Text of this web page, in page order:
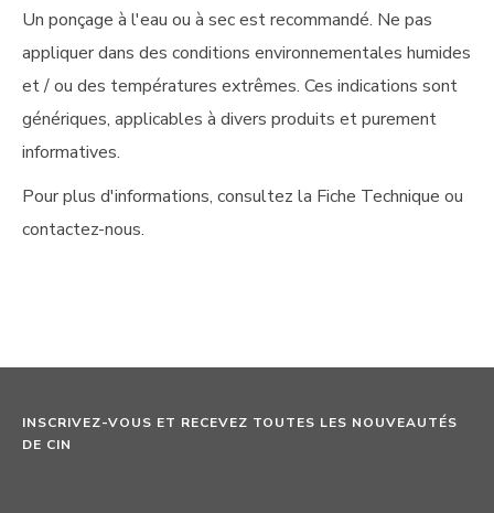
Un ponçage à l'eau ou à sec est recommandé. Ne pas
appliquer dans des conditions environnementales humides
et / ou des températures extrêmes. Ces indications sont
génériques, applicables à divers produits et purement
informatives.
Pour plus d'informations, consultez la Fiche Technique ou
contactez-nous.
INSCRIVEZ-VOUS ET RECEVEZ TOUTES LES NOUVEAUTÉS
DE CIN